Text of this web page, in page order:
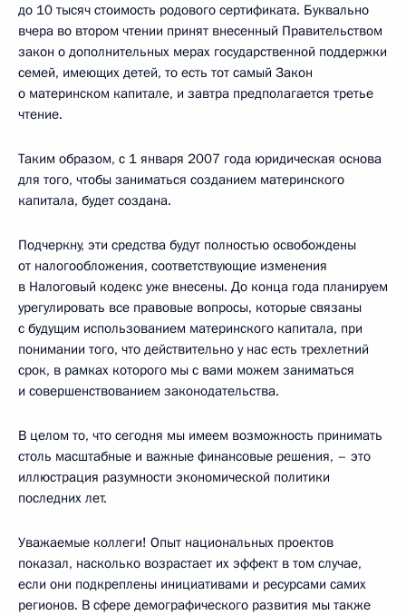
до 10 тысяч стоимость родового сертификата. Буквально
вчера во втором чтении принят внесенный Правительством
закон о дополнительных мерах государственной поддержки
семей, имеющих детей, то есть тот самый Закон
о материнском капитале, и завтра предполагается третье
чтение.
Таким образом, с 1 января 2007 года юридическая основа
для того, чтобы заниматься созданием материнского
капитала, будет создана.
Подчеркну, эти средства будут полностью освобождены
от налогообложения, соответствующие изменения
в Налоговый кодекс уже внесены. До конца года планируем
урегулировать все правовые вопросы, которые связаны
с будущим использованием материнского капитала, при
понимании того, что действительно у нас есть трехлетний
срок, в рамках которого мы с вами можем заниматься
и совершенствованием законодательства.
В целом то, что сегодня мы имеем возможность принимать
столь масштабные и важные финансовые решения, – это
иллюстрация разумности экономической политики
последних лет.
Уважаемые коллеги! Опыт национальных проектов
показал, насколько возрастает их эффект в том случае,
если они подкреплены инициативами и ресурсами самих
регионов. В сфере демографического развития мы также